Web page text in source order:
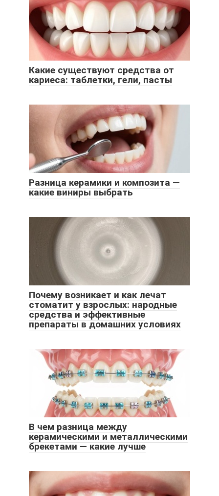
Какие существуют средства от
кариеса: таблетки, гели, пасты
Разница керамики и композита —
какие виниры выбрать
Почему возникает и как лечат
стоматит у взрослых: народные
средства и эффективные
препараты в домашних условиях
В чем разница между
керамическими и металлическими
брекетами — какие лучше